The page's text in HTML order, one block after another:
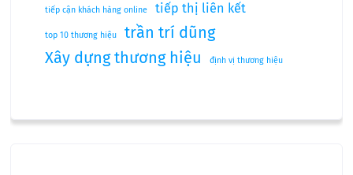
tiếp cận khách hàng online tiếp thị liên kết
top 10 thương hiệu
trần trí dũng
Xây dựng thương hiệu
định vị thương hiệu